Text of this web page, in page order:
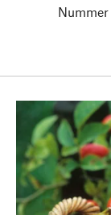
Nummer